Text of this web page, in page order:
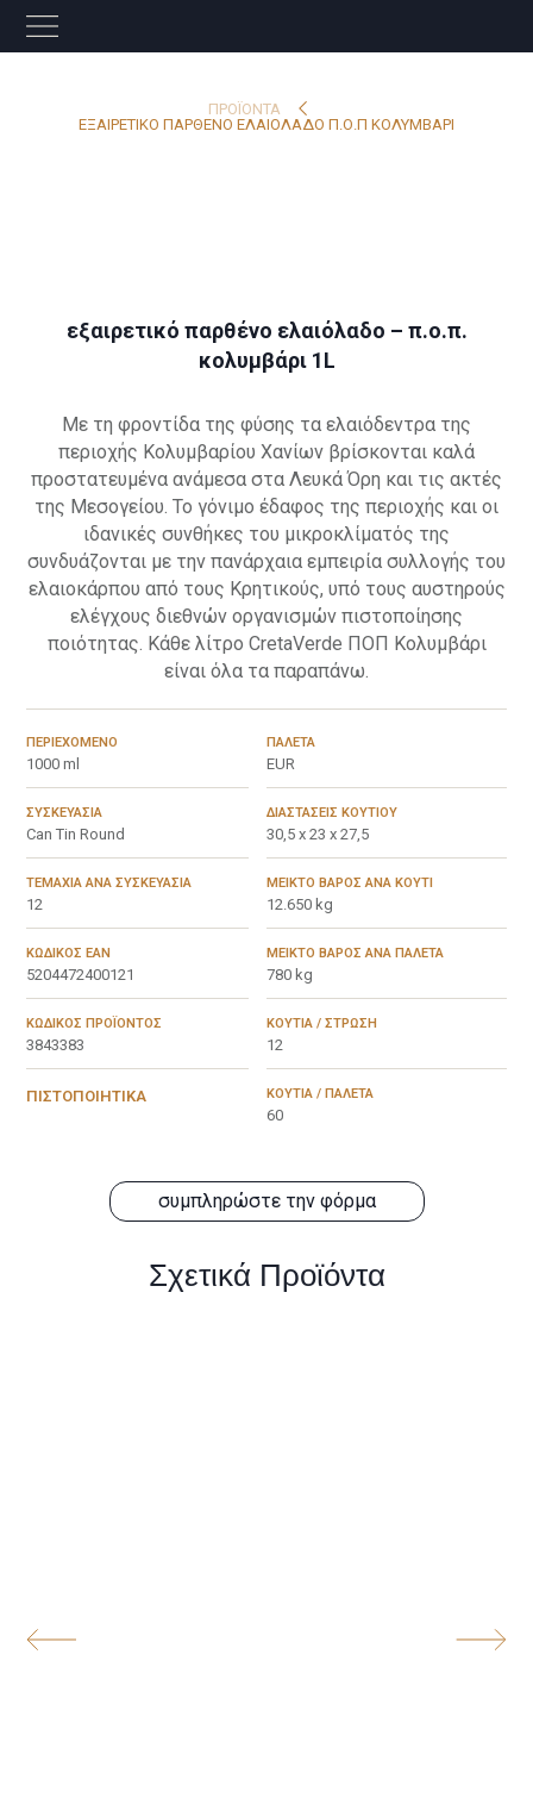
ΠΡΟΪΌΝΤΑ
ΕΞΑΙΡΕΤΙΚΟ ΠΑΡΘΕΝΟ ΕΛΑΙΟΛΑΔΟ Π.Ο.Π ΚΟΛΥΜΒΑΡΙ
εξαιρετικό παρθένο ελαιόλαδο – π.ο.π.
κολυμβάρι 1L
Με τη φροντίδα της φύσης τα ελαιόδεντρα της
περιοχής Κολυμβαρίου Χανίων βρίσκονται καλά
προστατευμένα ανάμεσα στα Λευκά Όρη και τις ακτές
της Μεσογείου. Το γόνιμο έδαφος της περιοχής και οι
ιδανικές συνθήκες του μικροκλίματός της
συνδυάζονται με την πανάρχαια εμπειρία συλλογής του
ελαιοκάρπου από τους Κρητικούς, υπό τους αυστηρούς
ελέγχους διεθνών οργανισμών πιστοποίησης
ποιότητας. Κάθε λίτρο CretaVerde ΠΟΠ Κολυμβάρι
είναι όλα τα παραπάνω.
ΠΕΡΙΕΧΌΜΕΝΟ
1000 ml
ΣΥΣΚΕΥΑΣΊΑ
Can Tin Round
ΤΕΜΆΧΙΑ ΑΝΆ ΣΥΣΚΕΥΑΣΊΑ
12
ΚΩΔΙΚΌΣ EAN
5204472400121
ΚΩΔΙΚΌΣ ΠΡΟΪΌΝΤΟΣ
3843383
ΠΙΣΤΟΠΟΙΗΤΙΚΆ
ΠΑΛΈΤΑ
EUR
ΔΙΑΣΤΆΣΕΙΣ ΚΟΥΤΙΟΎ
30,5 x 23 x 27,5
ΜΕΙΚΤΌ ΒΆΡΟΣ ΑΝΆ ΚΟΥΤΊ
12.650 kg
ΜΕΙΚΤΌ ΒΆΡΟΣ ΑΝΆ ΠΑΛΈΤΑ
780 kg
ΚΟΥΤΙΆ / ΣΤΡΏΣΗ
12
ΚΟΥΤΙΆ / ΠΑΛΈΤΑ
60
συμπληρώστε την φόρμα
Σχετικά Προϊόντα